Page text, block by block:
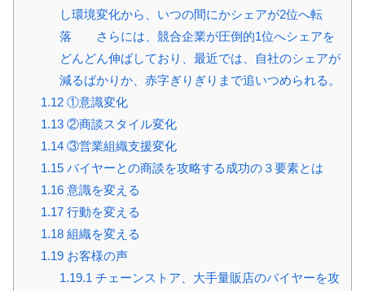
し環境変化から、いつの間にかシェアが2位へ転
落 さらには、競合企業が圧倒的1位へシェアを
どんどん伸ばしており、最近では、自社のシェアが
減るばかりか、赤字ぎりぎりまで追いつめられる。
1.12①意識変化
1.13②商談スタイル変化
1.14③営業組織支援変化
1.15バイヤーとの商談を攻略する成功の３要素とは
1.16意識を変える
1.17行動を変える
1.18組織を変える
1.19お客様の声
1.19.1 チェーンストア、大手量販店のバイヤーを攻